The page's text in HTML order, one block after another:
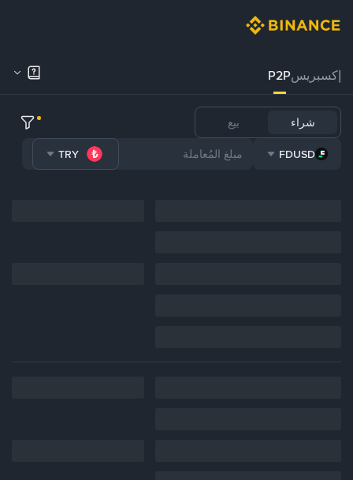
إكسبريسP2P
شراء بيع
FDUSD
TRY